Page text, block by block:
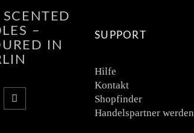
–
IN
SUPPORT
Hilfe
Kontakt
Shopfinder
Handelspartner werden